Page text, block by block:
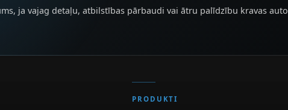
ja vajag detaļu, atbilstības pārbaudi vai ātru palīdzību kravas auto
PRODUKTI